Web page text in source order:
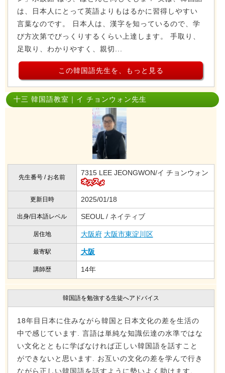
は、日本人にとって英語よりもはるかに習得しやすい
言葉なのです。 日本人は、漢字を知っているので、学
び方次第でびっくりするくらい上達します。 手取り、
足取り、わかりやすく、親切...
この韓国語先生を、もっと見る
十三 韓国語教室｜イ チョンウォン先生
先生番号 / お名前
7315 LEE JEONGWON/イ チョンウォン
更新日時 2025/01/18
出身/日本語レベル SEOUL / ネイティブ
居住地 大阪府 大阪市東淀川区
最寄駅 大阪
講師歴 14年
韓国語を勉強する生徒へアドバイス
18年目日本に住みながら韓国と日本文化の差を生活の
中で感じています. 言語は単純な知識伝達の水準ではな
い文化とともに学ばなければ正しい韓国語を話すこと
ができないと思います. お互いの文化の差を学んで行き
ながら正しい韓国語を話すように勢いよく助けます.